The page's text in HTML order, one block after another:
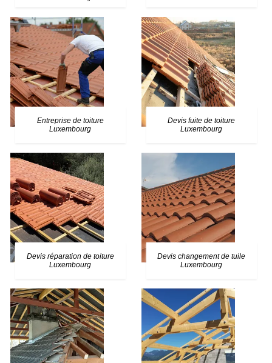
Entreprise de toiture
Luxembourg
Devis fuite de toiture
Luxembourg
Devis réparation de toiture
Luxembourg
Devis changement de tuile
Luxembourg